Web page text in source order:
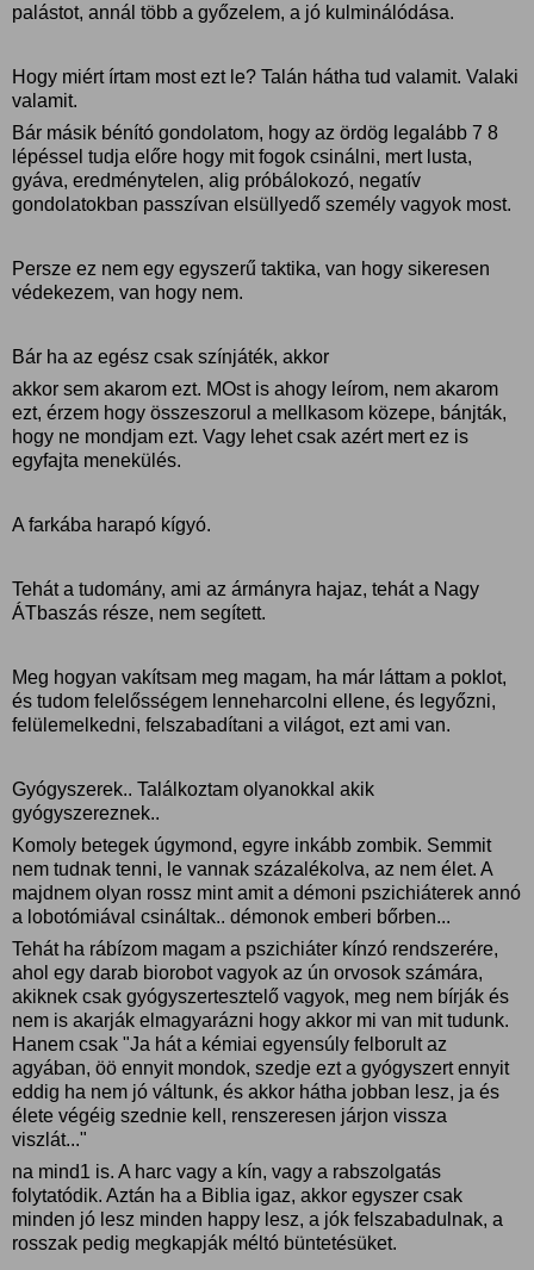
palástot, annál több a győzelem, a jó kulminálódása.
Hogy miért írtam most ezt le? Talán hátha tud valamit. Valaki
valamit.
Bár másik bénító gondolatom, hogy az ördög legalább 7 8
lépéssel tudja előre hogy mit fogok csinálni, mert lusta,
gyáva, eredménytelen, alig próbálokozó, negatív
gondolatokban passzívan elsüllyedő személy vagyok most.
Persze ez nem egy egyszerű taktika, van hogy sikeresen
védekezem, van hogy nem.
Bár ha az egész csak színjáték, akkor
akkor sem akarom ezt. MOst is ahogy leírom, nem akarom
ezt, érzem hogy összeszorul a mellkasom közepe, bánjták,
hogy ne mondjam ezt. Vagy lehet csak azért mert ez is
egyfajta menekülés.
A farkába harapó kígyó.
Tehát a tudomány, ami az ármányra hajaz, tehát a Nagy
ÁTbaszás része, nem segített.
Meg hogyan vakítsam meg magam, ha már láttam a poklot,
és tudom felelősségem lenneharcolni ellene, és legyőzni,
felülemelkedni, felszabadítani a világot, ezt ami van.
Gyógyszerek.. Találkoztam olyanokkal akik
gyógyszereznek..
Komoly betegek úgymond, egyre inkább zombik. Semmit
nem tudnak tenni, le vannak százalékolva, az nem élet. A
majdnem olyan rossz mint amit a démoni pszichiáterek annó
a lobotómiával csináltak.. démonok emberi bőrben...
Tehát ha rábízom magam a pszichiáter kínzó rendszerére,
ahol egy darab biorobot vagyok az ún orvosok számára,
akiknek csak gyógyszertesztelő vagyok, meg nem bírják és
nem is akarják elmagyarázni hogy akkor mi van mit tudunk.
Hanem csak "Ja hát a kémiai egyensúly felborult az
agyában, öö ennyit mondok, szedje ezt a gyógyszert ennyit
eddig ha nem jó váltunk, és akkor hátha jobban lesz, ja és
élete végéig szednie kell, renszeresen járjon vissza
viszlát..."
na mind1 is. A harc vagy a kín, vagy a rabszolgatás
folytatódik. Aztán ha a Biblia igaz, akkor egyszer csak
minden jó lesz minden happy lesz, a jók felszabadulnak, a
rosszak pedig megkapják méltó büntetésüket.